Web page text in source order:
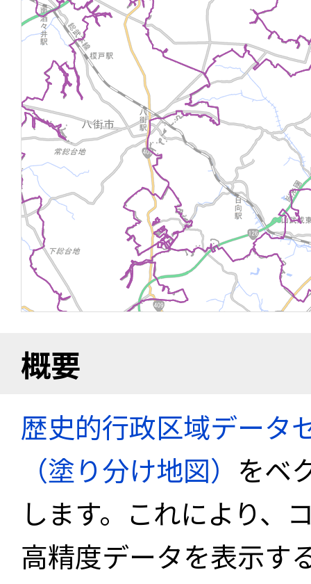
概要
歴史的行政区域データ
（塗り分け地図） をベ
します。これにより、
高精度データを表示す